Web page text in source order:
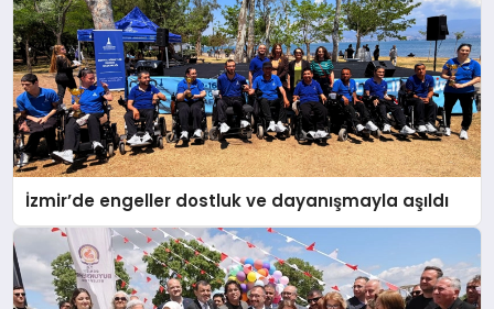
İzmir’de engeller dostluk ve dayanışmayla aşıldı